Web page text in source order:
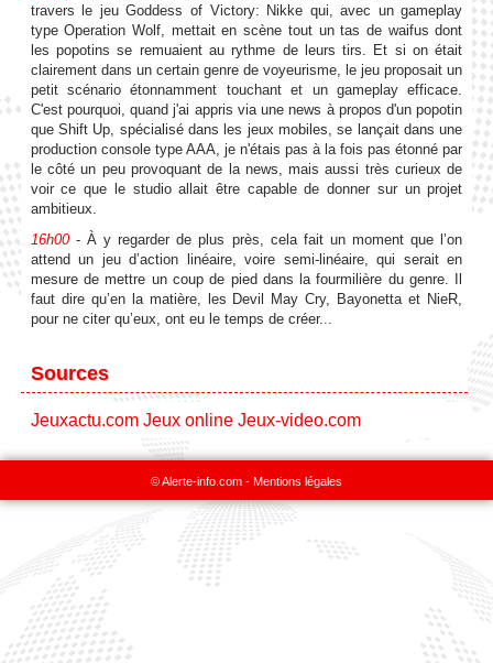
travers le jeu Goddess of Victory: Nikke qui, avec un gameplay
type Operation Wolf, mettait en scène tout un tas de waifus dont
les popotins se remuaient au rythme de leurs tirs. Et si on était
clairement dans un certain genre de voyeurisme, le jeu proposait un
petit scénario étonnamment touchant et un gameplay efficace.
C'est pourquoi, quand j'ai appris via une news à propos d'un popotin
que Shift Up, spécialisé dans les jeux mobiles, se lançait dans une
production console type AAA, je n'étais pas à la fois pas étonné par
le côté un peu provoquant de la news, mais aussi très curieux de
voir ce que le studio allait être capable de donner sur un projet
ambitieux.
16h00- À y regarder de plus près, cela fait un moment que l’on
attend un jeu d’action linéaire, voire semi-linéaire, qui serait en
mesure de mettre un coup de pied dans la fourmilière du genre. Il
faut dire qu’en la matière, les Devil May Cry, Bayonetta et NieR,
pour ne citer qu’eux, ont eu le temps de créer...
Sources
Jeuxactu.com Jeux online Jeux-video.com
© Alerte-info.com - Mentions légales